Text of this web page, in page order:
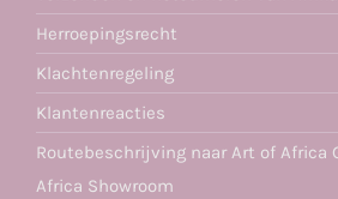
Herroepingsrecht
Klachtenregeling
Klantenreacties
Routebeschrijving naar Art of Africa
Africa Showroom